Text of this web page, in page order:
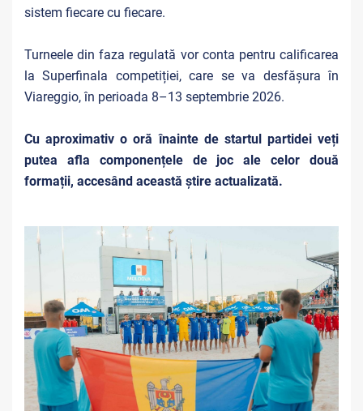
sistem fiecare cu fiecare.
Turneele din faza regulată vor conta pentru calificarea
la Superfinala competiției, care se va desfășura în
Viareggio, în perioada 8–13 septembrie 2026.
Cu aproximativ o oră înainte de startul partidei veți
putea afla componențele de joc ale celor două
formații, accesând această știre actualizată.